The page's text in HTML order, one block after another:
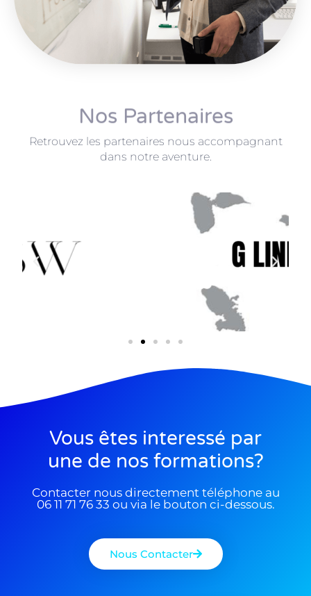
Nos Partenaires
Retrouvez les partenaires nous accompagnant
dans notre aventure.
Vous êtes interessé par
une de nos formations?
Contacter nous directement téléphone au
06 11 71 76 33 ou via le bouton ci-dessous.
Nous Contacter